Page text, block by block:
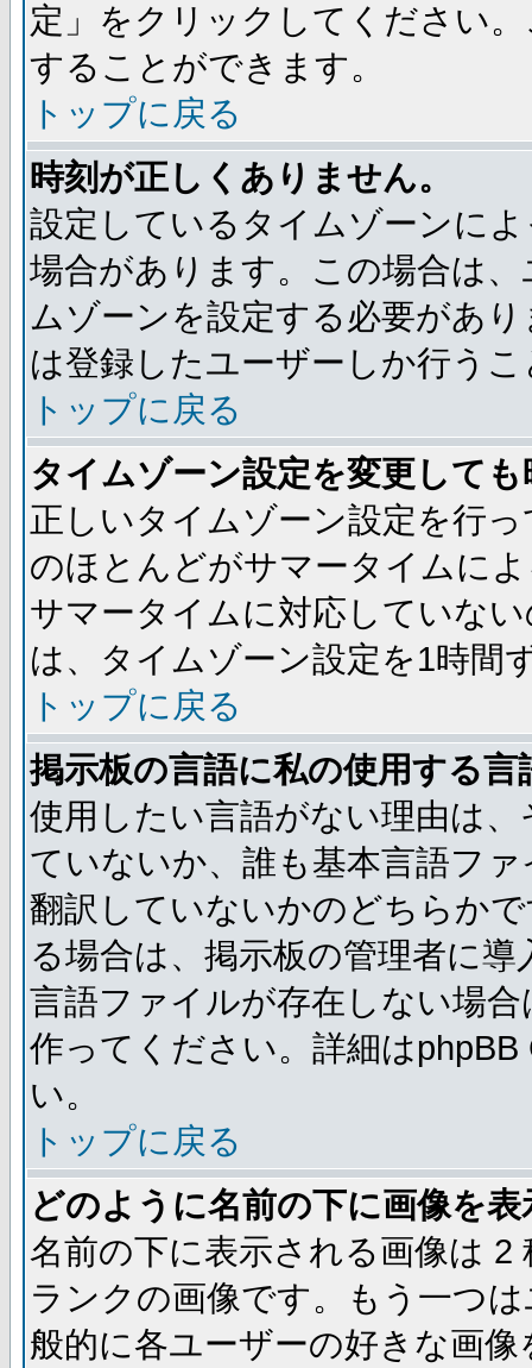
定」をクリックしてください
することができます。
トップに戻る
時刻が正しくありません。
設定しているタイムゾーンに
場合があります。この場合は
ムゾーンを設定する必要があ
は登録したユーザーしか行う
トップに戻る
タイムゾーン設定を変更して
正しいタイムゾーン設定を行
のほとんどがサマータイムに
サマータイムに対応していな
は、タイムゾーン設定を1時間
トップに戻る
掲示板の言語に私の使用する
使用したい言語がない理由は
ていないか、誰も基本言語フ
翻訳していないかのどちらか
る場合は、掲示板の管理者に
言語ファイルが存在しない場
作ってください。詳細は
い。
トップに戻る
どのように名前の下に画像を
名前の下に表示される画像は
ランクの画像です。もう一つ
般的に各ユーザーの好きな画